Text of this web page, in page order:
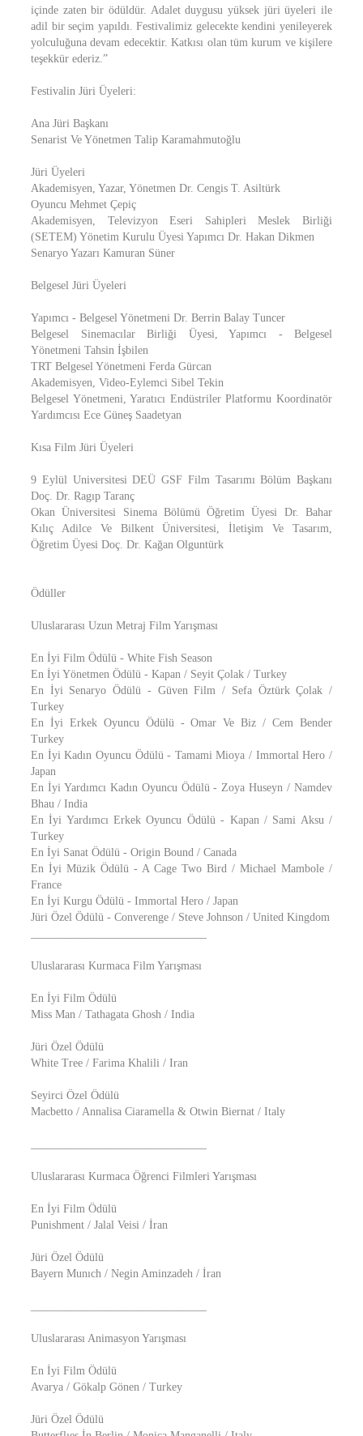
içinde zaten bir ödüldür. Adalet duygusu yüksek jüri üyeleri ile
adil bir seçim yapıldı. Festivalimiz gelecekte kendini yenileyerek
yolculuğuna devam edecektir. Katkısı olan tüm kurum ve kişilere
teşekkür ederiz.”
Festivalin Jüri Üyeleri:
Ana Jüri Başkanı
Senarist Ve Yönetmen Talip Karamahmutoğlu
Jüri Üyeleri
Akademisyen, Yazar, Yönetmen Dr. Cengis T. Asiltürk
Oyuncu Mehmet Çepiç
Akademisyen, Televizyon Eseri Sahipleri Meslek Birliği
(SETEM) Yönetim Kurulu Üyesi Yapımcı Dr. Hakan Dikmen
Senaryo Yazarı Kamuran Süner
Belgesel Jüri Üyeleri
Yapımcı - Belgesel Yönetmeni Dr. Berrin Balay Tuncer
Belgesel Sinemacılar Birliği Üyesi, Yapımcı - Belgesel
Yönetmeni Tahsin İşbilen
TRT Belgesel Yönetmeni Ferda Gürcan
Akademisyen, Video-Eylemci Sibel Tekin
Belgesel Yönetmeni, Yaratıcı Endüstriler Platformu Koordinatör
Yardımcısı Ece Güneş Saadetyan
Kısa Film Jüri Üyeleri
9 Eylül Universitesi DEÜ GSF Film Tasarımı Bölüm Başkanı
Doç. Dr. Ragıp Taranç
Okan Üniversitesi Sinema Bölümü Öğretim Üyesi Dr. Bahar
Kılıç Adilce Ve Bilkent Üniversitesi, İletişim Ve Tasarım,
Öğretim Üyesi Doç. Dr. Kağan Olguntürk
Ödüller
Uluslararası Uzun Metraj Film Yarışması
En İyi Film Ödülü - White Fish Season
En İyi Yönetmen Ödülü - Kapan / Seyit Çolak / Turkey
En İyi Senaryo Ödülü - Güven Film / Sefa Öztürk Çolak /
Turkey
En İyi Erkek Oyuncu Ödülü - Omar Ve Biz / Cem Bender
Turkey
En İyi Kadın Oyuncu Ödülü - Tamami Mioya / Immortal Hero /
Japan
En İyi Yardımcı Kadın Oyuncu Ödülü - Zoya Huseyn / Namdev
Bhau / India
En İyi Yardımcı Erkek Oyuncu Ödülü - Kapan / Sami Aksu /
Turkey
En İyi Sanat Ödülü - Origin Bound / Canada
En İyi Müzik Ödülü - A Cage Two Bird / Michael Mambole /
France
En İyi Kurgu Ödülü - Immortal Hero / Japan
Jüri Özel Ödülü - Converenge / Steve Johnson / United Kingdom
Uluslararası Kurmaca Film Yarışması
En İyi Film Ödülü
Miss Man / Tathagata Ghosh / India
Jüri Özel Ödülü
White Tree / Farima Khalili / Iran
Seyirci Özel Ödülü
Macbetto / Annalisa Ciaramella & Otwin Biernat / Italy
Uluslararası Kurmaca Öğrenci Filmleri Yarışması
En İyi Film Ödülü
Punishment / Jalal Veisi / İran
Jüri Özel Ödülü
Bayern Munıch / Negin Aminzadeh / İran
Uluslararası Animasyon Yarışması
En İyi Film Ödülü
Avarya / Gökalp Gönen / Turkey
Jüri Özel Ödülü